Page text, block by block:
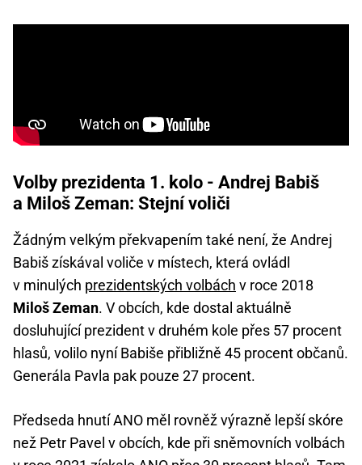
Volby prezidenta 1. kolo - Andrej Babiš
a Miloš Zeman: Stejní voliči
Žádným velkým překvapením také není, že Andrej
Babiš získával voliče v místech, která ovládl
v minulých prezidentských volbách v roce 2018
Miloš Zeman. V obcích, kde dostal aktuálně
dosluhující prezident v druhém kole přes 57 procent
hlasů, volilo nyní Babiše přibližně 45 procent občanů.
Generála Pavla pak pouze 27 procent.
Předseda hnutí ANO měl rovněž výrazně lepší skóre
než Petr Pavel v obcích, kde při sněmovních volbách